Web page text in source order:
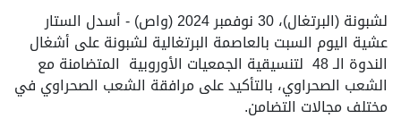
لشبونة (البرتغال)، 30 نوفمبر 2024 (واص) -
أسدل الستار
عشية اليوم السبت بالعاصمة البرتغالية لشبونة على أشغال
الندوة الـ 48 لتنسيقية الجمعيات الأوروبية المتضامنة مع
الشعب الصحراوي، بالتأكيد على مرافقة الشعب الصحراوي في
مختلف مجالات التضامن.